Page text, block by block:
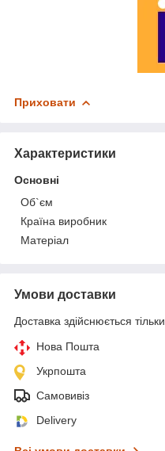
Приховати
Характеристики
Основні
Об`єм
Країна виробник
Матеріал
Умови доставки
Доставка здійснюється
Нова Пошта
Укрпошта
Самовивіз
Delivery